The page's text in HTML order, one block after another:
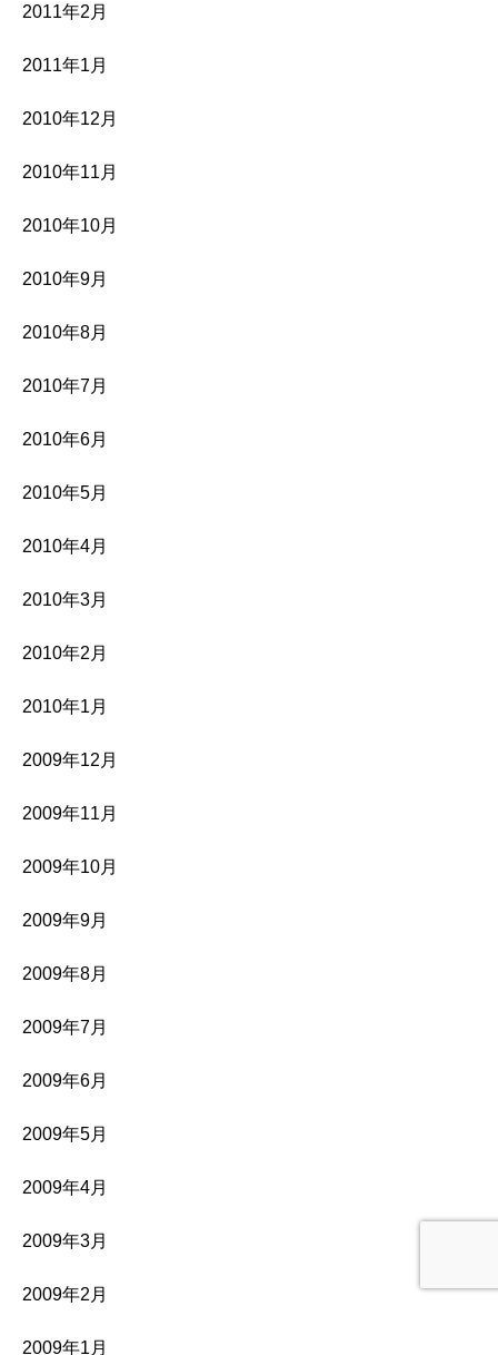
2011年2月
2011年1月
2010年12月
2010年11月
2010年10月
2010年9月
2010年8月
2010年7月
2010年6月
2010年5月
2010年4月
2010年3月
2010年2月
2010年1月
2009年12月
2009年11月
2009年10月
2009年9月
2009年8月
2009年7月
2009年6月
2009年5月
2009年4月
2009年3月
2009年2月
2009年1月